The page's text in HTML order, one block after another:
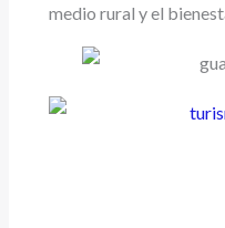
medio rural y el